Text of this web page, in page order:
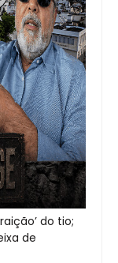
do tio;
de